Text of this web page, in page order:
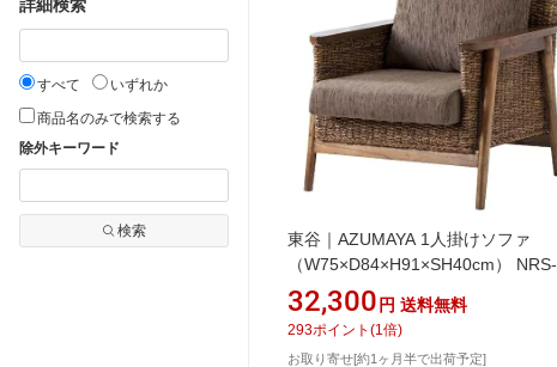
詳細検索
すべて
いずれか
商品名のみで検索する
除外キーワード
検索
東谷｜AZUMAYA 1人掛けソファ
（W75×D84×H91×SH40cm） NRS-
451 ブラウン
32,300 円 送料無料
293ポイント (1 倍)
お取り寄せ[約1ヶ月半で出荷予定]